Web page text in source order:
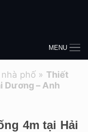
MENU
phố » Thiết
Dương – Anh
4m tại Hải